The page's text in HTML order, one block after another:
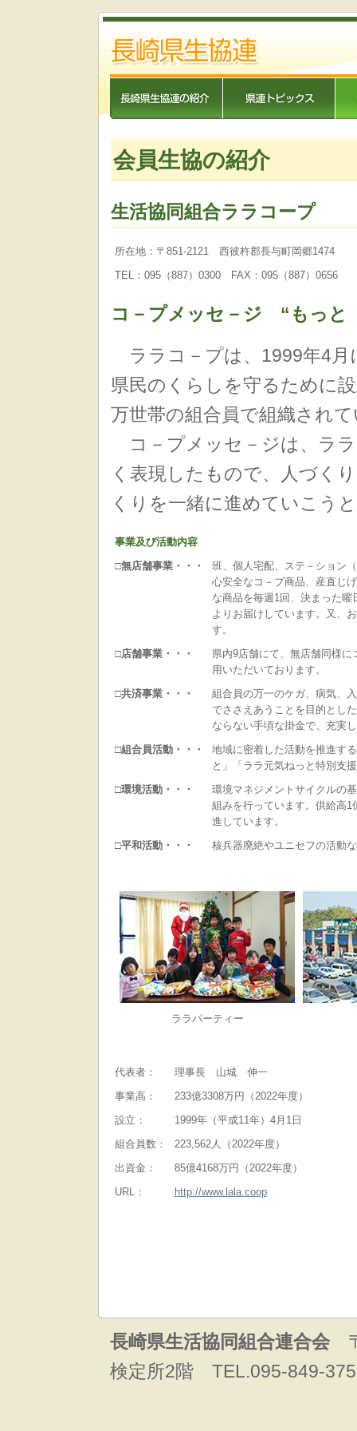
会員生協の紹介
生活協同組合ララコープ
所在地：〒851-2121 西彼杵郡長与町岡郷1474
TEL：095（887）0300 FAX：095（887）0656
コ－プメッセ－ジ “もっ
ララコ－プは、1999年4月
県民のくらしを守るために
万世帯の組合員で組織され
コ－プメッセ－ジは、ラ
く表現したもので、人づく
くりを一緒に進めていこう
事業及び活動内容
□無店舗事業・・・
班、個人宅配、ステ－ション
心安全なコ－プ商品、産直じ
な商品を毎週1回、決まった
よりお届けしています。又、
す。
□店舗事業・・・
県内9店舗にて、無店舗同様
用いただいております。
□共済事業・・・
組合員の万一のケガ、病気、
でささえあうことを目的とし
ならない手頃な掛金で、充実
□組合員活動・・・
地域に密着した活動を推進す
と」「ララ元気ねっと特別支
□環境活動・・・
環境マネジメントサイクルの
組みを行っています。供給高
進しています。
□平和活動・・・
核兵器廃絶やユニセフの活動
ララパーティー
代表者：
理事長 山城 伸一
事業高：
233億3308万円（2022年度）
設立：
1999年（平成11年）4月1日
組合員数：
223,562人（2022年度）
出資金：
85億4168万円（2022年度）
URL：
http://www.lala.coop
長崎県生活協同組合連合会〒
検定所2階 TEL.095-849-